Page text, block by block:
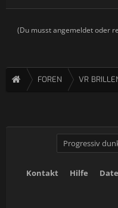
(Du musst angemeldet oder
FOREN VR
Progressiv
Kontakt Hilfe